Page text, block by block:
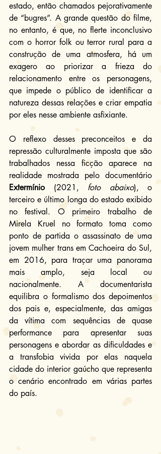
estado, então chamados pejorativamente
de “bugres”. A grande questão do filme,
no entanto, é que, no flerte inconclusivo
com o horror folk ou terror rural para a
construção de uma atmosfera, há um
exagero ao priorizar a frieza do
relacionamento entre os personagens,
que impede o público de identificar a
natureza dessas relações e criar empatia
por eles nesse ambiente asfixiante.
O reflexo desses preconceitos e da
repressão culturalmente imposta que são
trabalhados nessa ficção aparece na
Extermínio (2021, foto abaixo), o
terceiro e último longa do estado exibido
no festival. O primeiro trabalho de
Mirela Kruel no formato toma como
ponto de partida o assassinato de uma
jovem mulher trans em Cachoeira do Sul,
em 2016, para traçar uma panorama
mais amplo, seja local ou
nacionalmente. A documentarista
equilibra o formalismo dos depoimentos
dos pais e, especialmente, das amigas
da vítima com sequências de quase
performance para apresentar suas
personagens e abordar as dificuldades e
a transfobia vivida por elas naquela
cidade do interior gaúcho que representa
o cenário encontrado em várias partes
do país.